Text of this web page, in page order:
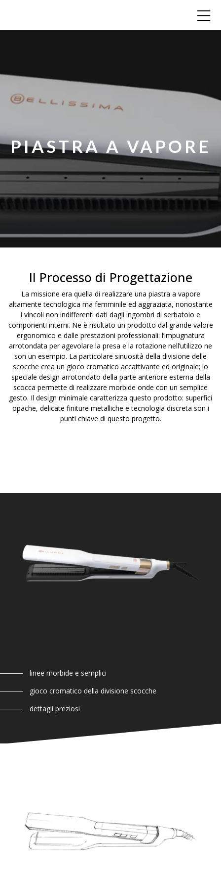
PIASTRA A VAPORE
Il Processo di Progettazione
La missione era quella di realizzare una piastra a vapore
altamente tecnologica ma femminile ed aggraziata, nonostante
i vincoli non indifferenti dati dagli ingombri di serbatoio e
componenti interni. Ne è risultato un prodotto dal grande valore
ergonomico e dalle prestazioni professionali: l’impugnatura
arrotondata per agevolare la presa e la rotazione nell’utilizzo ne
son un esempio. La particolare sinuosità della divisione delle
scocche crea un gioco cromatico accattivante ed originale; lo
speciale design arrotondato della parte anteriore esterna della
scocca permette di realizzare morbide onde con un semplice
gesto. Il design minimale caratterizza questo prodotto: superfici
opache, delicate finiture metalliche e tecnologia discreta son i
punti chiave di questo progetto.
linee morbide e semplici
gioco cromatico della divisione scocche
dettagli preziosi